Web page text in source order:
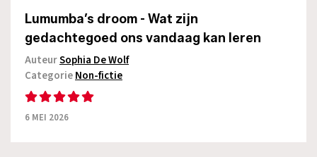
Lumumba’s droom - Wat zijn
gedachtegoed ons vandaag kan leren
AuteurSophia De Wolf
CategorieNon-fictie
6 MEI 2026